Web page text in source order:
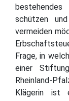
bestehendes
schützen
vermeiden
Frage, in
einer
Rheinland-
Klägerin ist